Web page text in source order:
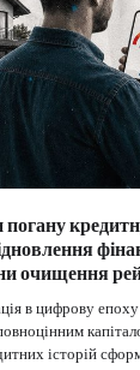
очищення
в цифрову
історій